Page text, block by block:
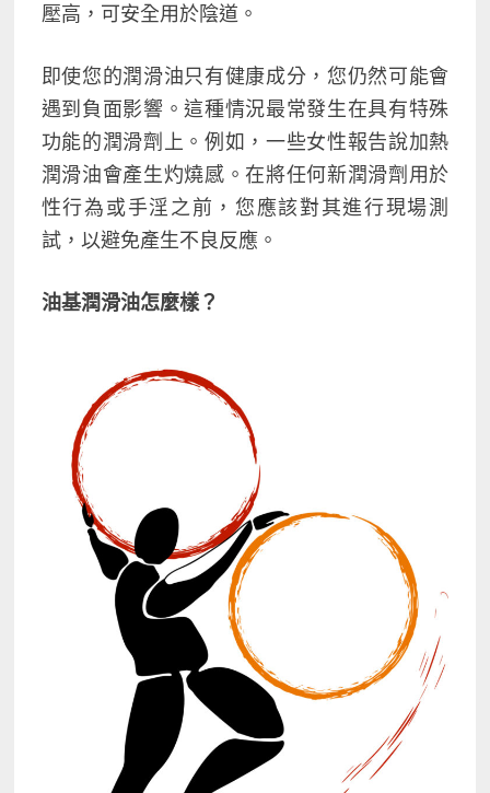
壓高，可安全用於陰道。
即使您的潤滑油只有健康成分，您仍然可能會
遇到負面影響。這種情況最常發生在具有特殊
功能的潤滑劑上。例如，一些女性報告說加熱
潤滑油會產生灼燒感。在將任何新潤滑劑用於
性行為或手淫之前，您應該對其進行現場測
試，以避免產生不良反應。
油基潤滑油怎麼樣？